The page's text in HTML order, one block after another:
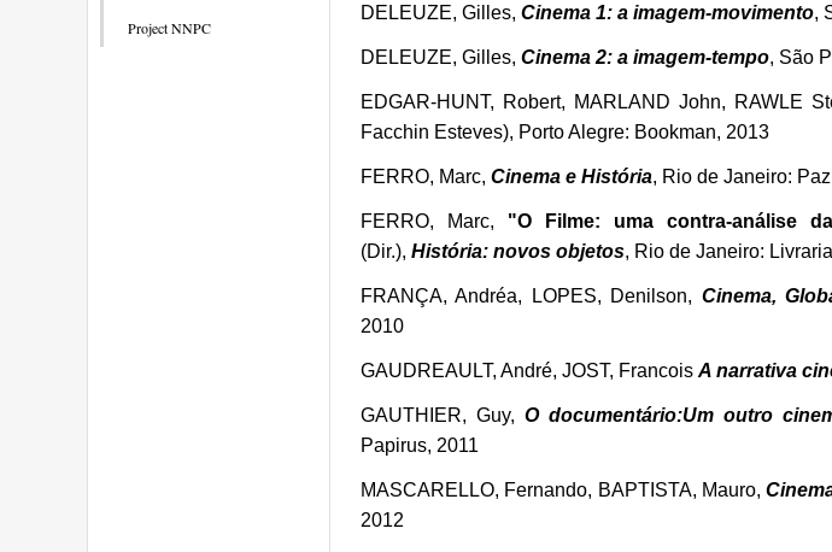
Project NNPC
DELEUZE, Gilles, Cinema 1: a imagem-movimento,
DELEUZE, Gilles, Cinema 2: a imagem-tempo, São
EDGAR-HUNT, Robert, MARLAND John, RAWLE
Facchin Esteves), Porto Alegre: Bookman, 2013
FERRO, Marc, Cinema e História, Rio de Janeiro:
FERRO, Marc, "O Filme: uma contra-análise
(Dir.), História: novos objetos, Rio de Janeiro:
FRANÇA, Andréa, LOPES, Denilson, Cinema,
2010
GAUDREAULT, André, JOST, Francois A narrativa
GAUTHIER, Guy, O documentário:Um outro
Papirus, 2011
MASCARELLO, Fernando, BAPTISTA, Mauro,
2012